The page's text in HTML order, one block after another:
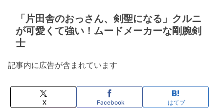
「片田舎のおっさん、剣聖になる」クルニ
が可愛くて強い！ムードメーカーな剛腕剣
士
記事内に広告が含まれています
X Facebook はてブ